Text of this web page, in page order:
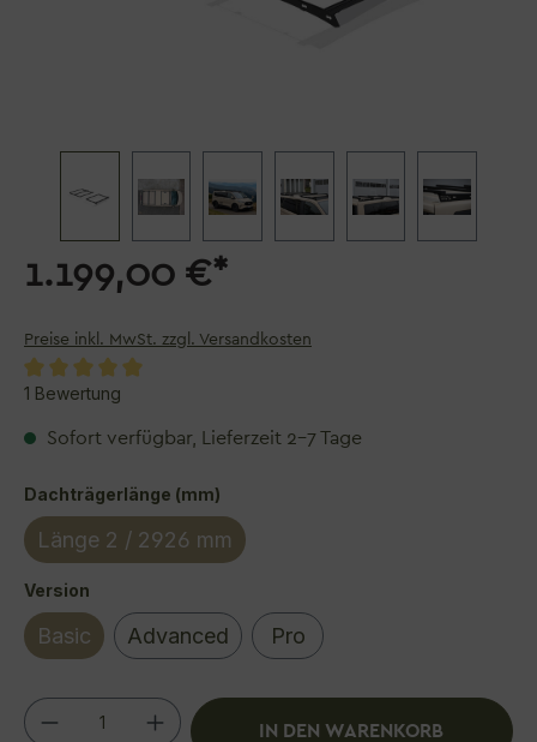
1.199,00 €*
Preise inkl. MwSt. zzgl. Versandkosten
Durchschnittliche Bewertung von 5 von 5
1 Bewertung
Sofort verfügbar, Lieferzeit 2–7 Tage
Dachträgerlänge (mm)
Länge 2 / 2926 mm
Version
Basic Advanced Pro
Produkt Anzahl: Gib den gewünschten
IN DEN WARENKORB